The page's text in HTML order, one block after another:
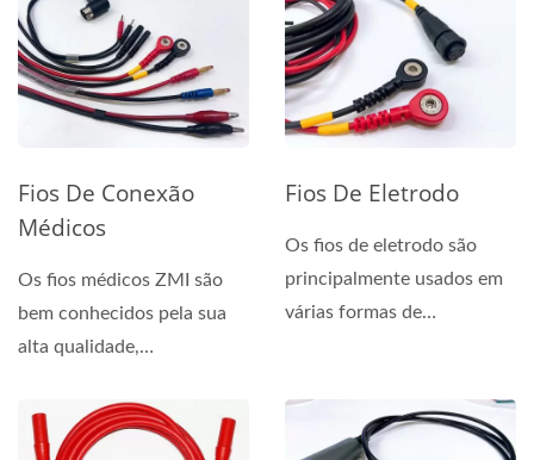
Fios De Conexão
Médicos
Os fios médicos ZMI são
bem conhecidos pela sua
alta qualidade,
segurança,...
Fios De Eletrodo
Os fios de eletrodo são
principalmente usados em
várias formas de